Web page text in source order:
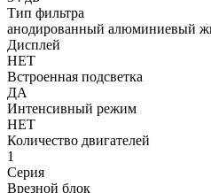
Тип фильтра
анодированный алюминиевый
Дисплей
НЕТ
Встроенная подсветка
ДА
Интенсивный режим
НЕТ
Количество двигателей
1
Серия
Врезной блок